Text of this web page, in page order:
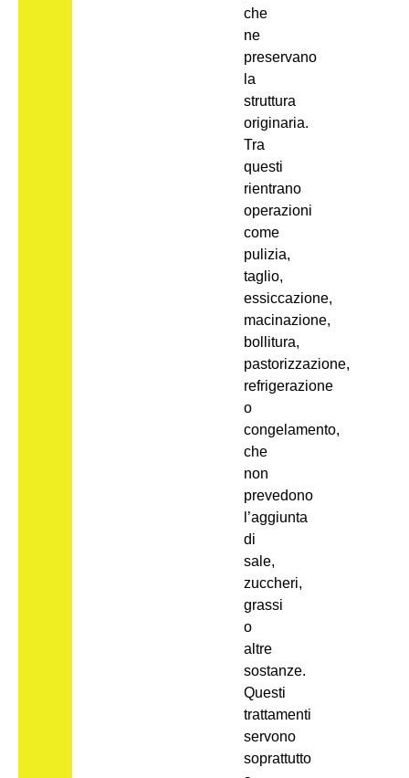
che
ne
preservano
la
struttura
originaria.
Tra
questi
rientrano
operazioni
come
pulizia,
taglio,
essiccazione,
macinazione,
bollitura,
pastorizzazione,
refrigerazione
o
congelamento,
che
non
prevedono
l’aggiunta
di
sale,
zuccheri,
grassi
o
altre
sostanze.
Questi
trattamenti
servono
soprattutto